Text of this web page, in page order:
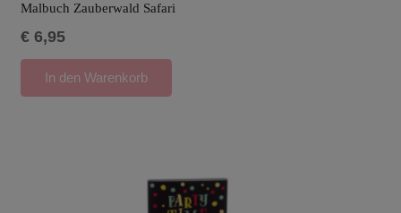
Malbuch Zauberwald Safari
€6,95
In den Warenkorb